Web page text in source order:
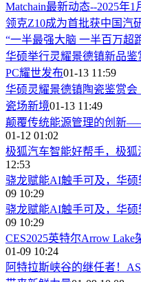
Matchain最新动态--2025年1
领克Z10成为首批获中国汽
“一半最强大脑 一半百万超
华硕举行灵耀景德镇新品
PC耀世发布01-13 11:59
华硕灵耀景德镇陶瓷鉴赏
瓷场新境01-13 11:49
颠覆传统能源管理的创新
01-12 01:02
极狐汽车智能好帮手，极
12:53
骁龙赋能AI触手可及，华硕
09 10:29
骁龙赋能AI触手可及，华硕
09 10:29
CES2025英特尔Arrow
01-09 10:24
阿特拉斯峡谷的继任者！